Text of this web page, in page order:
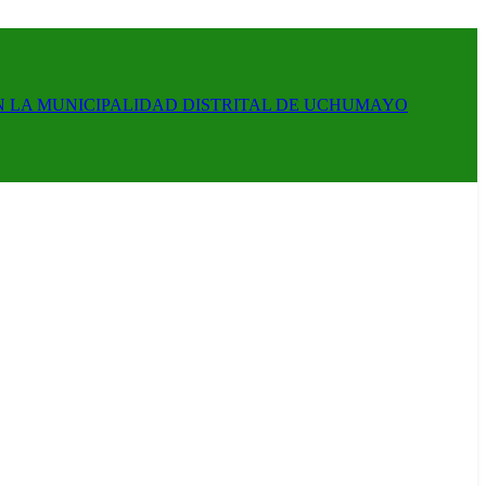
LA MUNICIPALIDAD DISTRITAL DE UCHUMAYO